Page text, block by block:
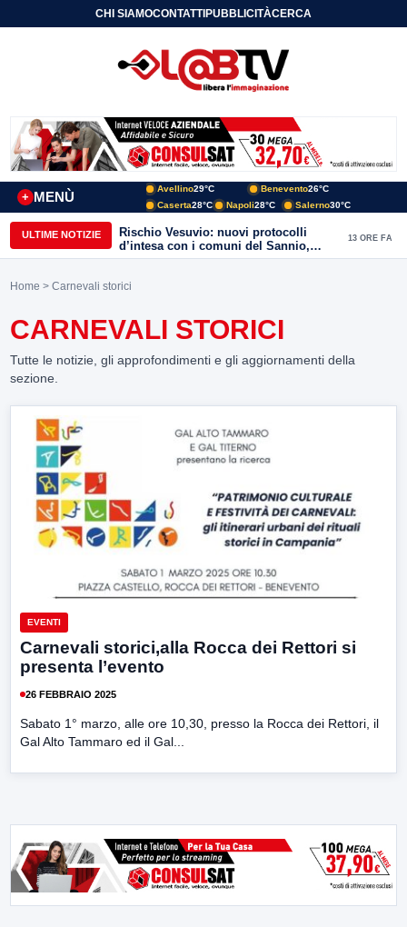
CHI SIAMOCONTATTIPUBBLICITÀCERCA
MENÙ
+
Avellino29°C Benevento26°C
Caserta28°C Napoli28°C Salerno30°C
ULTIME NOTIZIE
Rischio Vesuvio: nuovi protocolli
d’intesa con i comuni del Sannio,
firmato il protocollo con Arpaise
13 ORE FA
Home > Carnevali storici
CARNEVALI STORICI
Tutte le notizie, gli approfondimenti e gli aggiornamenti della
sezione.
EVENTI
Carnevali storici,alla Rocca dei Rettori si
presenta l’evento
26 FEBBRAIO 2025
Sabato 1° marzo, alle ore 10,30, presso la Rocca dei Rettori, il
Gal Alto Tammaro ed il Gal...